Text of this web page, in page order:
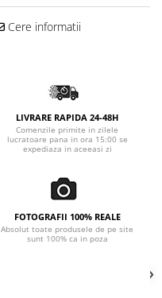
Cere informatii
LIVRARE RAPIDA 24-48H
Comenzile primite in zilele
lucratoare pana in ora 15:00 se
expediaza in aceeasi zi
FOTOGRAFII 100% REALE
Absolut toate produsele de pe site
sunt 100% ca in poza